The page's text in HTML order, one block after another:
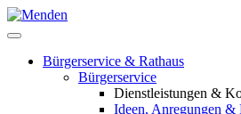
Bürgerservice & Rathaus
Bürgerservice
Dienstleistungen &
Ideen, Anregungen &